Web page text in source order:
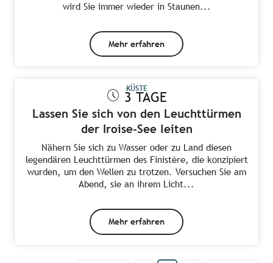
wird Sie immer wieder in Staunen...
Mehr erfahren
KÜSTE
3 TAGE
Lassen Sie sich von den Leuchttürmen
der Iroise-See leiten
Nähern Sie sich zu Wasser oder zu Land diesen
legendären Leuchttürmen des Finistère, die konzipiert
wurden, um den Wellen zu trotzen. Versuchen Sie am
Abend, sie an ihrem Licht...
Mehr erfahren